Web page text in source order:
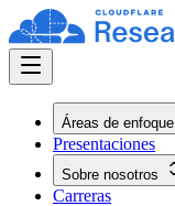
Áreas de enfoque
Presentaciones
Sobre nosotros
Carreras